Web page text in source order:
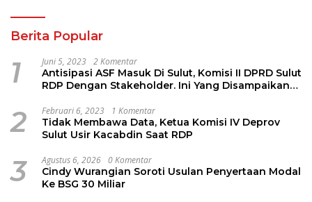
Berita Popular
1 Juni 5, 2023 2 Komentar
Antisipasi ASF Masuk Di Sulut, Komisi II DPRD Sulut
RDP Dengan Stakeholder. Ini Yang Disampaikan
2 Februari 6, 2023 1 Komentar
Tidak Membawa Data, Ketua Komisi IV Deprov
Sulut Usir Kacabdin Saat RDP
3 Agustus 6, 2026 0 Komentar
Cindy Wurangian Soroti Usulan Penyertaan Modal
Ke BSG 30 Miliar